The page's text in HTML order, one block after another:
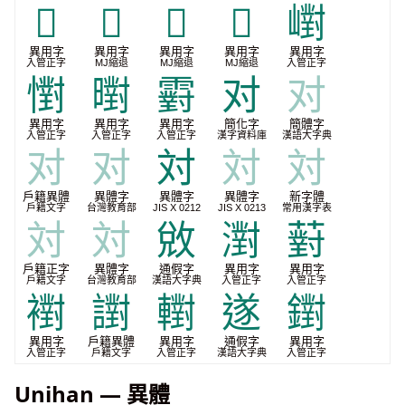
𣝉
異用字
入管正字
𭔸
異用字
MJ縮退
𭔹
異用字
MJ縮退
𭔾
異用字
MJ縮退
㠚
異用字
入管正字
㦠
異用字
入管正字
㬣
異用字
入管正字
䨴
異用字
入管正字
对
簡化字
漢字資料庫
对
簡體字
漢語大字典
对
戶籍異體
戶籍文字
对
異體字
台灣教育部
対
異體字
JIS X 0212
対
異體字
JIS X 0213
対
新字體
常用漢字表
対
戶籍正字
戶籍文字
対
異體字
台灣教育部
敓
通假字
漢語大字典
濧
異用字
入管正字
薱
異用字
入管正字
襨
異用字
入管正字
譵
戶籍異體
戶籍文字
轛
異用字
入管正字
遂
通假字
漢語大字典
鑆
異用字
入管正字
Unihan — 異體